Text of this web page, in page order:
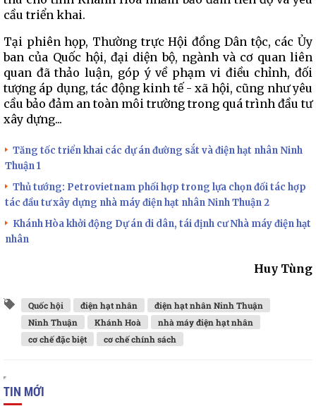
cầu triển khai.
Tại phiên họp, Thường trực Hội đồng Dân tộc, các Ủy
ban của Quốc hội, đại diện bộ, ngành và cơ quan liên
quan đã thảo luận, góp ý về phạm vi điều chỉnh, đối
tượng áp dụng, tác động kinh tế - xã hội, cũng như yêu
cầu bảo đảm an toàn môi trường trong quá trình đầu tư
xây dựng...
Tăng tốc triển khai các dự án đường sắt và điện hạt nhân Ninh
Thuận 1
Thủ tướng: Petrovietnam phối hợp trong lựa chọn đối tác hợp
tác đầu tư xây dựng nhà máy điện hạt nhân Ninh Thuận 2
Khánh Hòa khởi động Dự án di dân, tái định cư Nhà máy điện hạt
nhân
Huy Tùng
Quốc hội điện hạt nhân
điện hạt nhân Ninh Thuận
Ninh Thuận
Khánh Hoà
nhà máy điện hạt nhân
cơ chế đặc biệt
cơ chế chính sách
TIN MỚI